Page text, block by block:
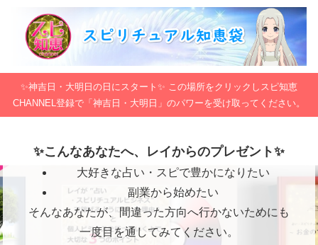
✨神吉日・大明日の日にスタート✨ この場所をクリックしスピ知恵
CHANNEL登録で「神吉日・大明日」のパワーを受け取ってください。
✨こんなあなたへ、レイからのプレゼント✨
大好きな占い・スピで豊かになりたい
副業から始めたい
そんなあなたが、間違った方向へ行かないためにも
一度目を通してみてください。